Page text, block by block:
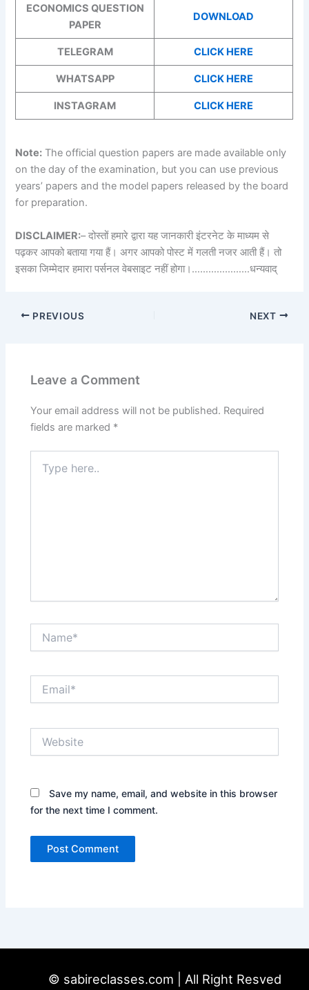
ECONOMICS QUESTION
PAPER
DOWNLOAD
TELEGRAM CLICK HERE
WHATSAPP CLICK HERE
INSTAGRAM CLICK HERE
Note: The official question papers are made available only
on the day of the examination, but you can use previous
years’ papers and the model papers released by the board
for preparation.
DISCLAIMER:– दोस्तों हमारे द्वारा यह जानकारी इंटरनेट के माध्यम से
पढ़कर आपको बताया गया हैं। अगर आपको पोस्ट में गलती नजर आती हैं। तो
इसका जिम्मेदार हमारा पर्सनल वेबसाइट नहीं होगा।…………………धन्यवाद्
PREVIOUS NEXT
Leave a Comment
Your email address will not be published. Required
fields are marked *
here..
Save my name, email, and website in this browser
for the next time I comment.
© sabireclasses.com | All Right Resved